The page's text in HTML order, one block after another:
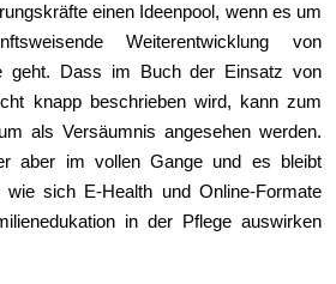
einen Ideenpool, wenn es um
Weiterentwicklung von
geht. Dass im Buch der Einsatz von
knapp beschrieben wird, kann zum
als Versäumnis angesehen werden.
aber im vollen Gange und es bleibt
sich E-Health und Online-Formate
in der Pflege auswirken